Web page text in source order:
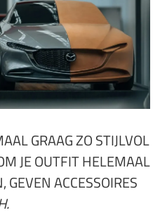
GRAAG ZO STIJLVOL
JE OUTFIT HELEMAAL
ACCESSOIRES